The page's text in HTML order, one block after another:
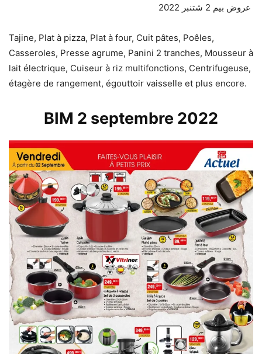
Tajine, Plat à pizza, Plat à four, Cuit pâtes, Poêles,
Casseroles, Presse agrume, Panini 2 tranches, Mousseur à
lait électrique, Cuiseur à riz multifonctions, Centrifugeuse,
étagère de rangement, égouttoir vaisselle et plus encore.
BIM 2 septembre 2022